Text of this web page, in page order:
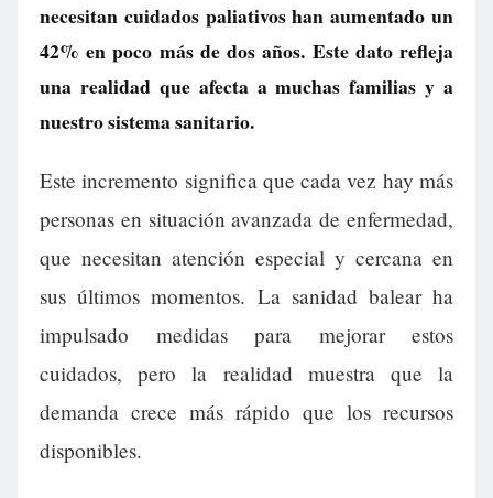
necesitan cuidados paliativos han aumentado un
42% en poco más de dos años. Este dato refleja
una realidad que afecta a muchas familias y a
nuestro sistema sanitario.
Este incremento significa que cada vez hay más
personas en situación avanzada de enfermedad,
que necesitan atención especial y cercana en
sus últimos momentos. La sanidad balear ha
impulsado medidas para mejorar estos
cuidados, pero la realidad muestra que la
demanda crece más rápido que los recursos
disponibles.